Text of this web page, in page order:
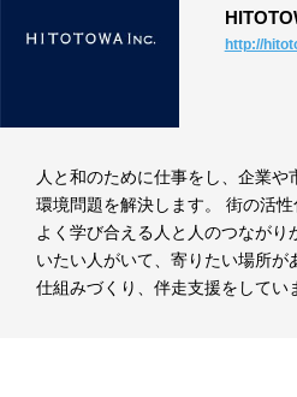
http://
人と和のために仕事をし、企業
環境問題を解決します。 街の活
よく学び合える人と人のつなが
いたい人がいて、寄りたい場所が
仕組みづくり、伴走支援をしてい